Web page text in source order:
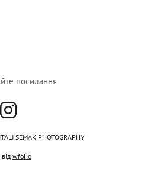
посилання
SEMAK PHOTOGRAPHY
wfolio